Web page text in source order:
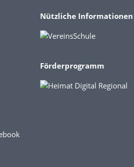
Nützliche
Förderprogramm